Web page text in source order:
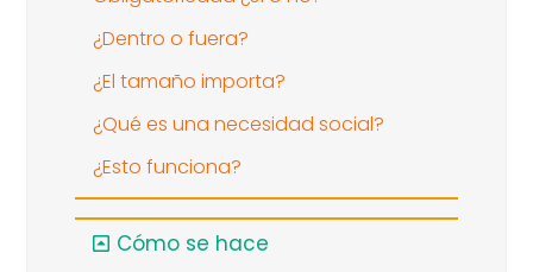
¿Dentro o fuera?
¿El tamaño importa?
¿Qué es una necesidad social?
¿Esto funciona?
Cómo se hace